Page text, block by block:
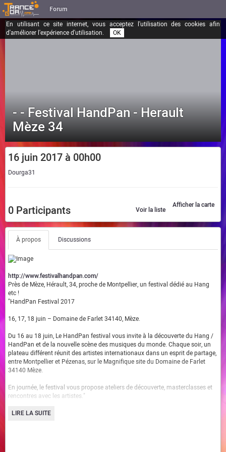
Forum
En utilisant ce site internet, vous acceptez l'utilisation des cookies afin
d'améliorer l'expérience d'utilisation.
OK
- - Festival HandPan - Herault
Mèze 34
16 juin 2017 à 00h00
Dourga31
Afficher la carte
Voir la liste
0 Participants
À propos Discussions
http://www.festivalhandpan.com/
Près de Mèze, Hérault, 34, proche de Montpellier, un festival dédié au Hang
etc !
"HandPan Festival 2017
16, 17, 18 juin – Domaine de Farlet 34140, Mèze.
Du 16 au 18 juin, Le HandPan festival vous invite à la découverte du Hang /
HandPan et de la nouvelle scène des musiques du monde. Chaque soir, un
plateau différent réunit des artistes internationaux dans un esprit de partage,
entre Montpellier et Pézenas, sur le Magnifique site du Domaine de Farlet
34140 Mèze.
En journée, le festival vous propose ateliers de découverte, masterclasses et
rencontres avec les artistes."
"L’Univers des Sept Chakras
LIRE LA SUITE